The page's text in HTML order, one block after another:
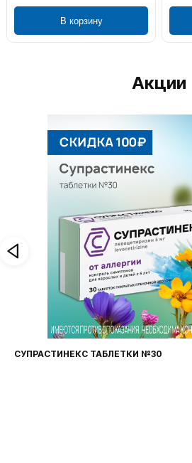
В корзину
Акции
СУПРАСТИНЕКС ТАБЛЕТКИ №30